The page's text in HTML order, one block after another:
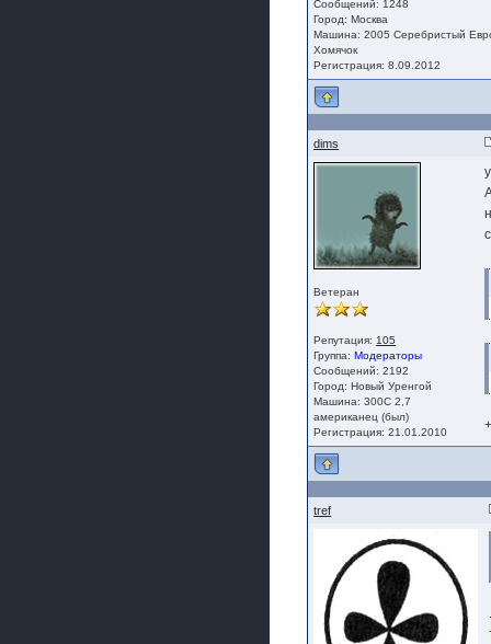
Сообщений: 1248
Город: Москва
Машина: 2005 Серебристый
Хомячок
Регистрация: 8.09.2012
dims
Ветеран
Репутация: 105
Группа:Модераторы
Сообщений: 2192
Город: Новый Уренгой
Машина: 300С 2,7
американец (был)
Регистрация: 21.01.2010
tref